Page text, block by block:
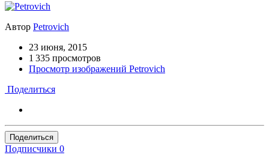
Автор Petrovich
23 июня, 2015
1 335 просмотров
Просмотр изображений Petrovich
Поделиться
Поделиться
Подписчики 0